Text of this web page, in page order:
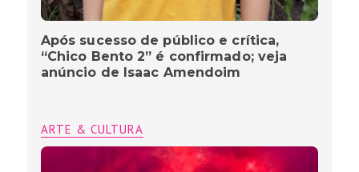
Após sucesso de público e crítica,
“Chico Bento 2” é confirmado; veja
anúncio de Isaac Amendoim
ARTE & CULTURA